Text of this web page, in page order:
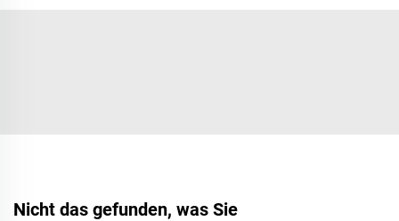
Nicht das gefunden, was Sie